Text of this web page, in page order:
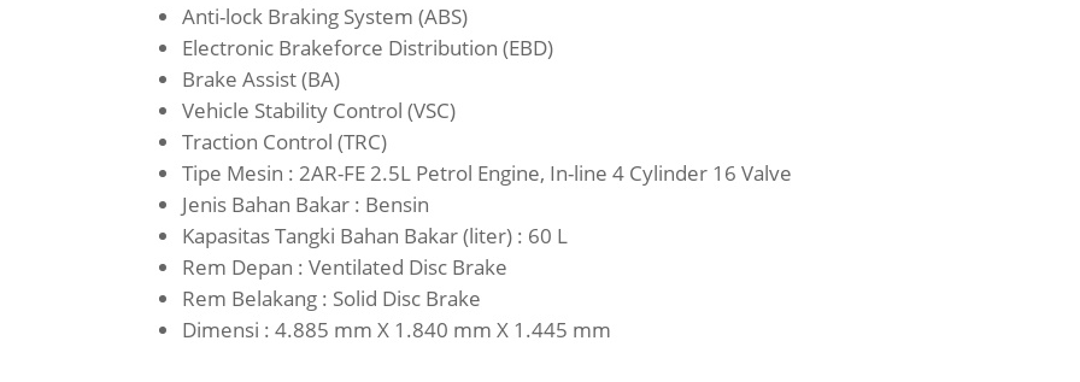
Anti-lock Braking System (ABS)
Electronic Brakeforce Distribution (EBD)
Brake Assist (BA)
Vehicle Stability Control (VSC)
Traction Control (TRC)
Tipe Mesin : 2AR-FE 2.5L Petrol Engine, In-line 4 Cylinder 16 Valve
Jenis Bahan Bakar : Bensin
Kapasitas Tangki Bahan Bakar (liter) : 60 L
Rem Depan : Ventilated Disc Brake
Rem Belakang : Solid Disc Brake
Dimensi : 4.885 mm X 1.840 mm X 1.445 mm